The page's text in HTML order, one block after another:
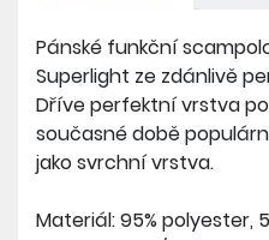
Pánské funkční
Superlight ze zdánlivě
Dříve perfektní vrstva
současné době
jako svrchní vrstva.
Materiál: 95% polyester,